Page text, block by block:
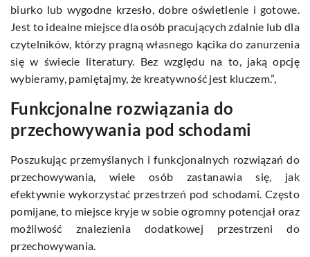
biurko lub wygodne krzesło, dobre oświetlenie i gotowe.
Jest to idealne miejsce dla osób pracujących zdalnie lub dla
czytelników, którzy pragną własnego kącika do zanurzenia
się w świecie literatury. Bez względu na to, jaką opcję
wybieramy, pamiętajmy, że kreatywność jest kluczem.”,
Funkcjonalne rozwiązania do
przechowywania pod schodami
Poszukując przemyślanych i funkcjonalnych rozwiązań do
przechowywania, wiele osób zastanawia się, jak
efektywnie wykorzystać przestrzeń pod schodami. Często
pomijane, to miejsce kryje w sobie ogromny potencjał oraz
możliwość znalezienia dodatkowej przestrzeni do
przechowywania.